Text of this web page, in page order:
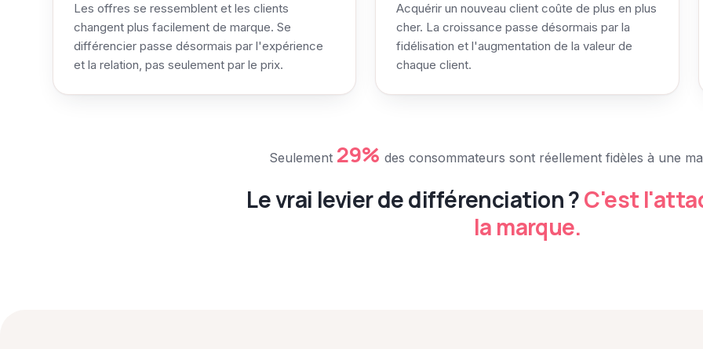
Les offres se ressemblent et les clients
changent plus facilement de marque. Se
différencier passe désormais par l'expérience
et la relation, pas seulement par le prix.
Acquérir un nouveau client coûte de plus en plus
cher. La croissance passe désormais par la
fidélisation et l'augmentation de la valeur de
chaque client.
Seulement 29% des consommateurs sont réellement fidèles à une
Le vrai levier de différenciation ?C'est
la marque.